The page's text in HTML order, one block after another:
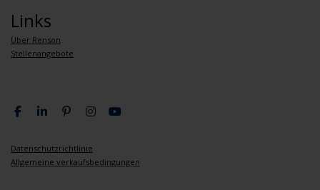
Links
Über Renson
Stellenangebote
Datenschutzrichtlinie
Allgemeine verkaufsbedingungen